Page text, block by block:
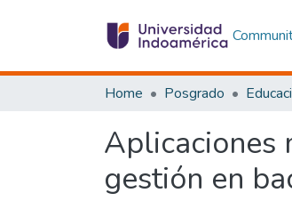
Home Posgrado
Aplicaciones
gestión en